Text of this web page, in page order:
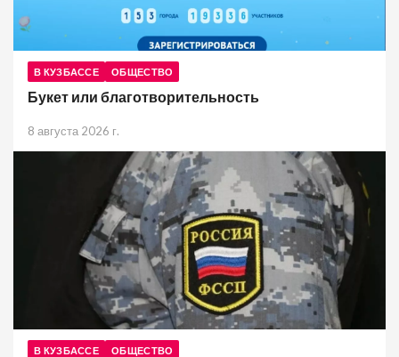
В КУЗБАССЕ ОБЩЕСТВО
Букет или благотворительность
8 августа 2026 г.
В КУЗБАССЕ ОБЩЕСТВО